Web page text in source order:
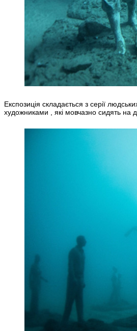
Експозиція складається з серії
художниками , які мовчазно сидять на